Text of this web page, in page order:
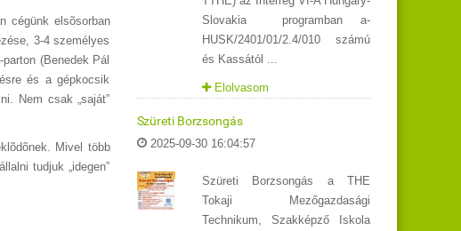
cégünk elsõsorban
3-4 személyes
(Benedek Pál
és a gépkocsik
Nem csak „saját”
Mivel több
tudjuk „idegen”
Slovakia programban a-
HUSK/2401/01/2.4/010 számú
és Kassától ...
Elolvasom
Szüreti Borzsongás
2025-09-30 16:04:57
Szüreti Borzsongás a THE
Tokaji Mezőgazdasági
Technikum, Szakképző Iskola